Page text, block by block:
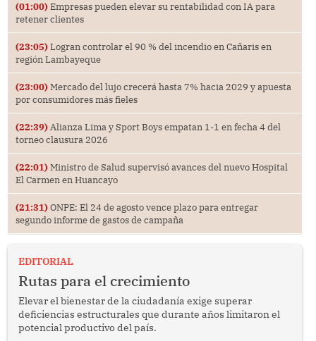
(01:00) Empresas pueden elevar su rentabilidad con IA para
retener clientes
(23:05) Logran controlar el 90 % del incendio en Cañaris en
región Lambayeque
(23:00) Mercado del lujo crecerá hasta 7% hacia 2029 y apuesta
por consumidores más fieles
(22:39) Alianza Lima y Sport Boys empatan 1-1 en fecha 4 del
torneo clausura 2026
(22:01) Ministro de Salud supervisó avances del nuevo Hospital
El Carmen en Huancayo
(21:31) ONPE: El 24 de agosto vence plazo para entregar
segundo informe de gastos de campaña
EDITORIAL
Rutas para el crecimiento
Elevar el bienestar de la ciudadanía exige superar
deficiencias estructurales que durante años limitaron el
potencial productivo del país.